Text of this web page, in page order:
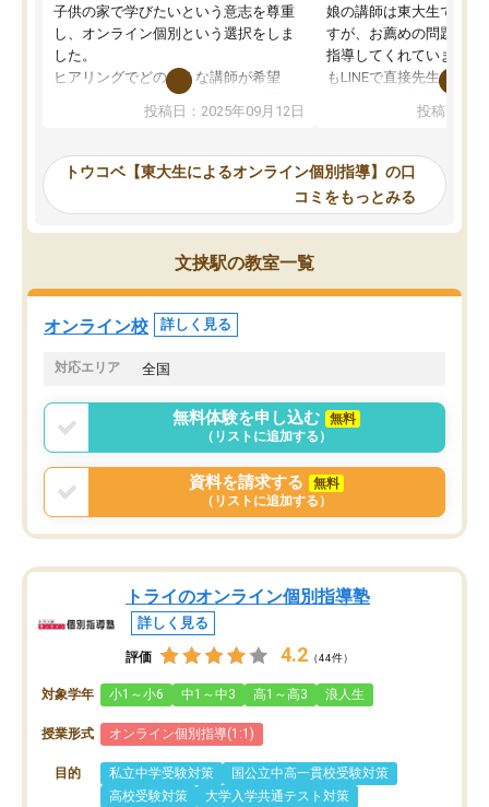
子供の家で学びたいという意志を尊重
し、オンライン個別という選択をしま
した。
ヒアリングでどのような講師が希望
か、オプションは付帯するかなど選ぶ
事が出来ました。
ーティングを行い、その講師で良いか
見てから講師を決定する事ができま
す。
うちの子は、初回面談の講師の方で決
オンラインツールを使用した単語帳の
共有があり宿題もそちらで出される形
でした。
言う事で講師変更の申し出があり、あ
まりに短期での変更だった為、塾に通
う事にして退会しました。遅れも取り
戻せ、授業内容や講師の方は良かった
と思います。
投稿日：2025年09月12日
娘の講師は東大生では無
すが、お薦めの問題集や
指導してくれています。
もLINEで直接先生に質問
めれるので、個人に合
いなのがあり(有料)、受
ことをどんなスケジュー
くか相談したのですが、
ち期待したものではなく
くなってきたようなので
投稿日：
トウコベ【東大生によるオンライン個別指導】の口
コミをもっとみる
文挟駅の教室一覧
オンライン校 詳しく見る
対応エリア 全国
無料体験を申し込む
無料
（リストに追加する）
資料を請求する
無料
（リストに追加する）
トライのオンライン個別指導塾
詳しく見る
評価 4.2 （44件）
対象学年 小1～小6 中1～中3 高1～高3 浪人生
授業形式 オンライン個別指導(1:1)
目的 私立中学受験対策
国公立中高一貫校受験対策
高校受験対策
大学入学共通テスト対策